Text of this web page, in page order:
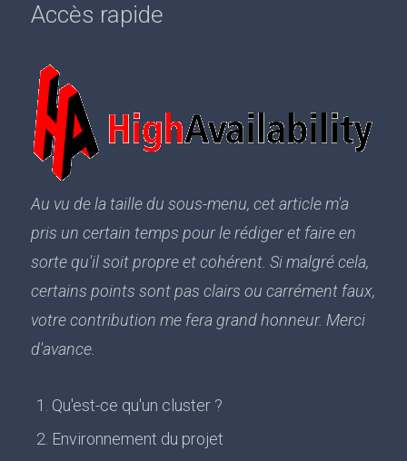
Accès rapide
Au vu de la taille du sous-menu, cet article m'a
pris un certain temps pour le rédiger et faire en
sorte qu'il soit propre et cohérent. Si malgré cela,
certains points sont pas clairs ou carrément faux,
votre contribution me fera grand honneur. Merci
d'avance.
Qu'est-ce qu'un cluster ?
Environnement du projet